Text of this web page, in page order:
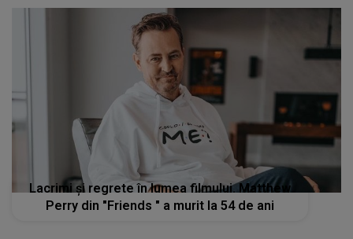
Lacrimi și regrete în lumea filmului. Matthew
Perry din "Friends " a murit la 54 de ani